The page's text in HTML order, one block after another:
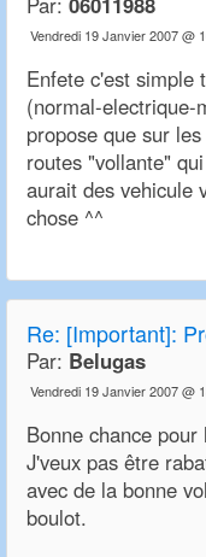
Vendredi 19 Janvier 2007 @
Enfete c'est simple
(normal-electrique-
propose que sur
routes "vollante"
aurait des vehicule
chose ^^
Re: [Important]:
Par: Belugas
Vendredi 19 Janvier 2007 @
Bonne chance pour
J'veux pas être
avec de la bonne
boulot.